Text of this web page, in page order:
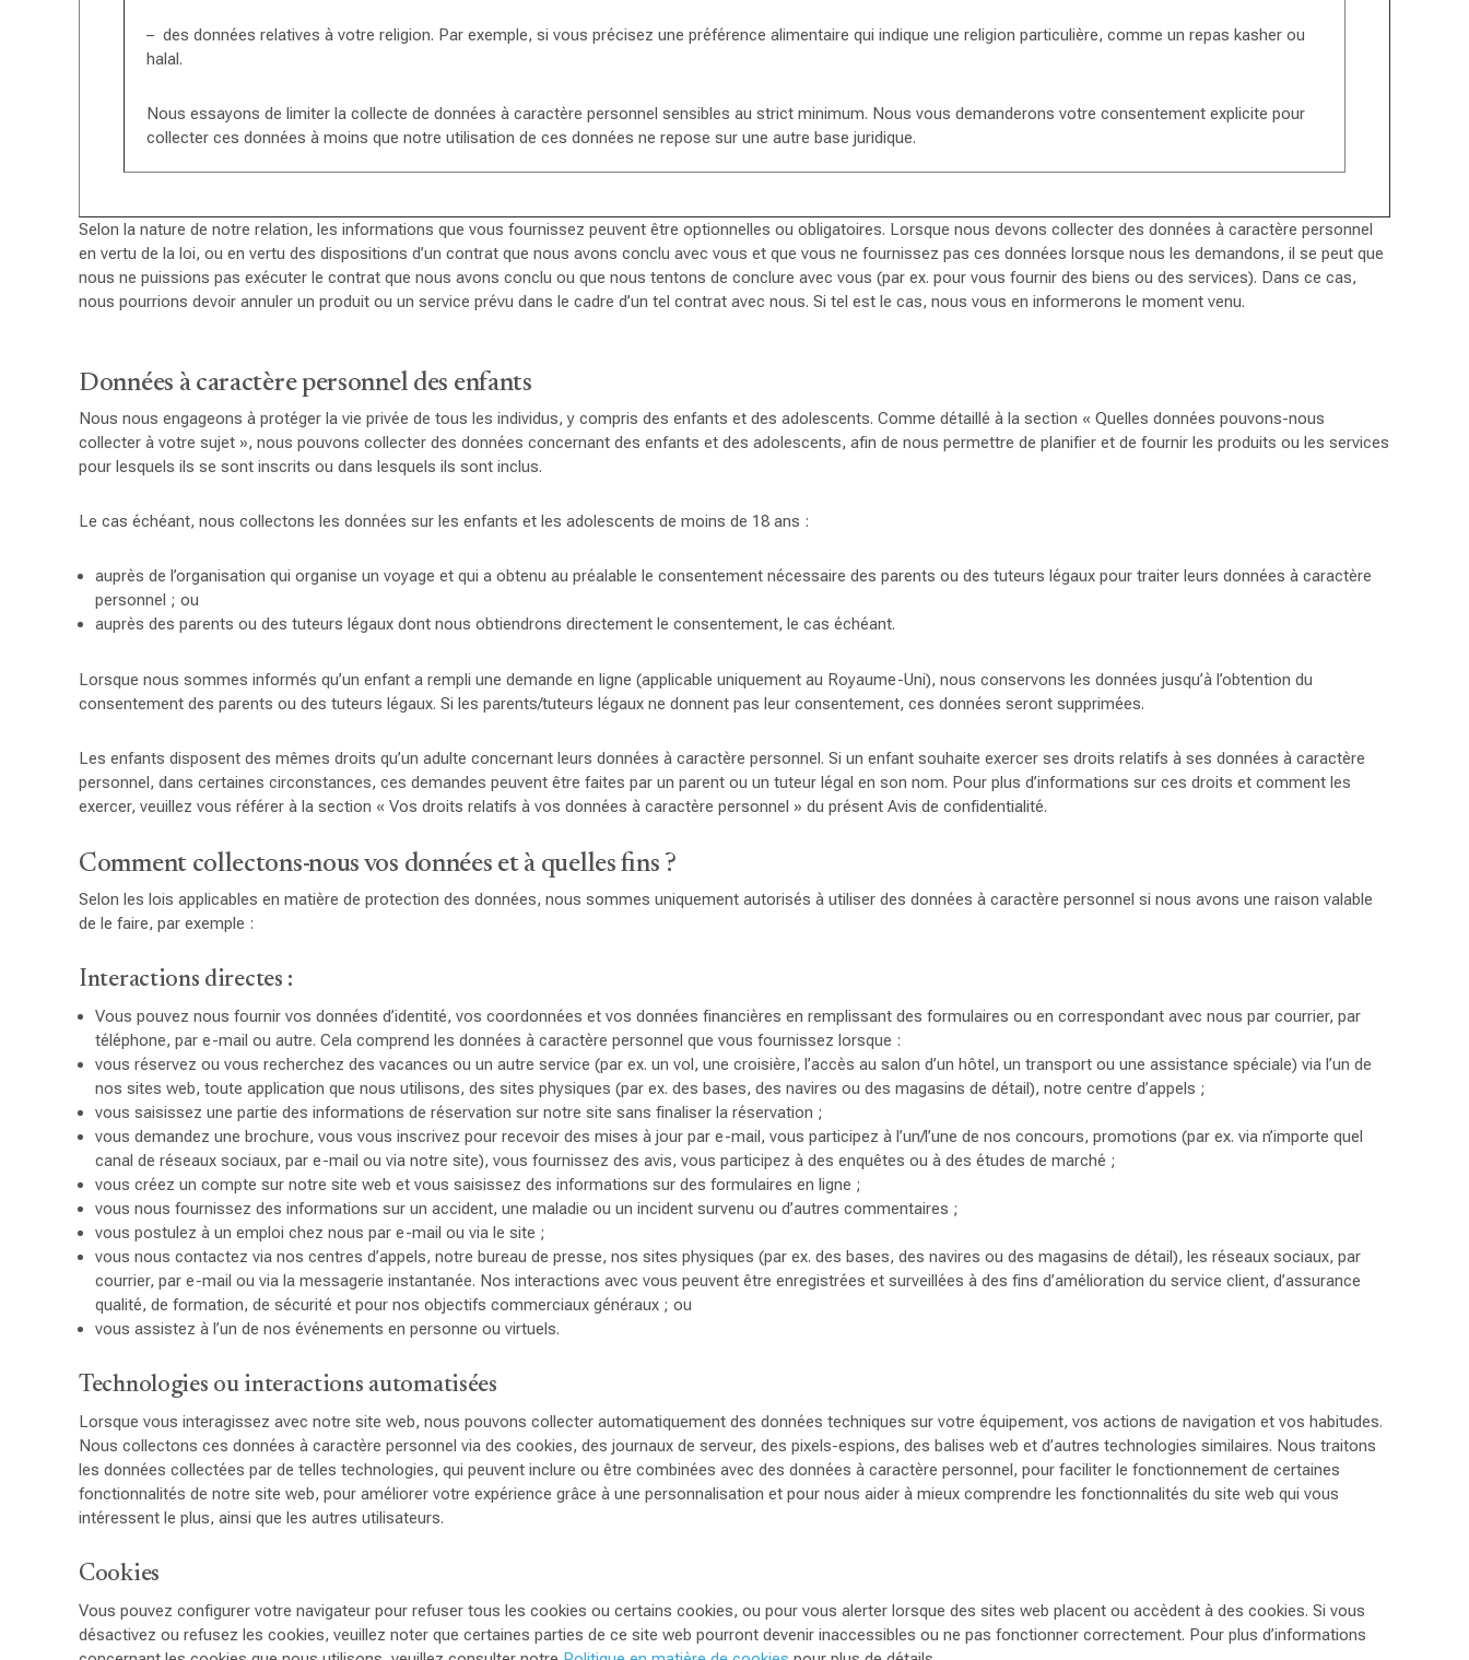
– des données relatives à votre religion. Par exemple, si vous précisez une préférence alimentaire qui indique une religion particulière, comme un repas kasher ou
halal.
Nous essayons de limiter la collecte de données à caractère personnel sensibles au strict minimum. Nous vous demanderons votre consentement explicite pour
collecter ces données à moins que notre utilisation de ces données ne repose sur une autre base juridique.
Selon la nature de notre relation, les informations que vous fournissez peuvent être optionnelles ou obligatoires. Lorsque nous devons collecter des données à caractère personnel
en vertu de la loi, ou en vertu des dispositions d’un contrat que nous avons conclu avec vous et que vous ne fournissez pas ces données lorsque nous les demandons, il se peut que
nous ne puissions pas exécuter le contrat que nous avons conclu ou que nous tentons de conclure avec vous (par ex. pour vous fournir des biens ou des services). Dans ce cas,
nous pourrions devoir annuler un produit ou un service prévu dans le cadre d’un tel contrat avec nous. Si tel est le cas, nous vous en informerons le moment venu.
Données à caractère personnel des enfants
Nous nous engageons à protéger la vie privée de tous les individus, y compris des enfants et des adolescents. Comme détaillé à la section « Quelles données pouvons-nous
collecter à votre sujet », nous pouvons collecter des données concernant des enfants et des adolescents, afin de nous permettre de planifier et de fournir les produits ou les services
pour lesquels ils se sont inscrits ou dans lesquels ils sont inclus.
Le cas échéant, nous collectons les données sur les enfants et les adolescents de moins de 18 ans :
auprès de l’organisation qui organise un voyage et qui a obtenu au préalable le consentement nécessaire des parents ou des tuteurs légaux pour traiter leurs données à caractère
personnel ; ou
auprès des parents ou des tuteurs légaux dont nous obtiendrons directement le consentement, le cas échéant.
Lorsque nous sommes informés qu’un enfant a rempli une demande en ligne (applicable uniquement au Royaume-Uni), nous conservons les données jusqu’à l’obtention du
consentement des parents ou des tuteurs légaux. Si les parents/tuteurs légaux ne donnent pas leur consentement, ces données seront supprimées.
Les enfants disposent des mêmes droits qu’un adulte concernant leurs données à caractère personnel. Si un enfant souhaite exercer ses droits relatifs à ses données à caractère
personnel, dans certaines circonstances, ces demandes peuvent être faites par un parent ou un tuteur légal en son nom. Pour plus d’informations sur ces droits et comment les
exercer, veuillez vous référer à la section « Vos droits relatifs à vos données à caractère personnel » du présent Avis de confidentialité.
Comment collectons-nous vos données et à quelles fins ?
Selon les lois applicables en matière de protection des données, nous sommes uniquement autorisés à utiliser des données à caractère personnel si nous avons une raison valable
de le faire, par exemple :
Interactions directes :
Vous pouvez nous fournir vos données d’identité, vos coordonnées et vos données financières en remplissant des formulaires ou en correspondant avec nous par courrier, par
téléphone, par e-mail ou autre. Cela comprend les données à caractère personnel que vous fournissez lorsque :
vous réservez ou vous recherchez des vacances ou un autre service (par ex. un vol, une croisière, l’accès au salon d’un hôtel, un transport ou une assistance spéciale) via l’un de
nos sites web, toute application que nous utilisons, des sites physiques (par ex. des bases, des navires ou des magasins de détail), notre centre d’appels ;
vous saisissez une partie des informations de réservation sur notre site sans finaliser la réservation ;
vous demandez une brochure, vous vous inscrivez pour recevoir des mises à jour par e-mail, vous participez à l’un/l’une de nos concours, promotions (par ex. via n’importe quel
canal de réseaux sociaux, par e-mail ou via notre site), vous fournissez des avis, vous participez à des enquêtes ou à des études de marché ;
vous créez un compte sur notre site web et vous saisissez des informations sur des formulaires en ligne ;
vous nous fournissez des informations sur un accident, une maladie ou un incident survenu ou d’autres commentaires ;
vous postulez à un emploi chez nous par e-mail ou via le site ;
vous nous contactez via nos centres d’appels, notre bureau de presse, nos sites physiques (par ex. des bases, des navires ou des magasins de détail), les réseaux sociaux, par
courrier, par e-mail ou via la messagerie instantanée. Nos interactions avec vous peuvent être enregistrées et surveillées à des fins d’amélioration du service client, d’assurance
qualité, de formation, de sécurité et pour nos objectifs commerciaux généraux ; ou
vous assistez à l’un de nos événements en personne ou virtuels.
Technologies ou interactions automatisées
Lorsque vous interagissez avec notre site web, nous pouvons collecter automatiquement des données techniques sur votre équipement, vos actions de navigation et vos habitudes.
Nous collectons ces données à caractère personnel via des cookies, des journaux de serveur, des pixels-espions, des balises web et d’autres technologies similaires. Nous traitons
les données collectées par de telles technologies, qui peuvent inclure ou être combinées avec des données à caractère personnel, pour faciliter le fonctionnement de certaines
fonctionnalités de notre site web, pour améliorer votre expérience grâce à une personnalisation et pour nous aider à mieux comprendre les fonctionnalités du site web qui vous
intéressent le plus, ainsi que les autres utilisateurs.
Cookies
Vous pouvez configurer votre navigateur pour refuser tous les cookies ou certains cookies, ou pour vous alerter lorsque des sites web placent ou accèdent à des cookies. Si vous
désactivez ou refusez les cookies, veuillez noter que certaines parties de ce site web pourront devenir inaccessibles ou ne pas fonctionner correctement. Pour plus d’informations